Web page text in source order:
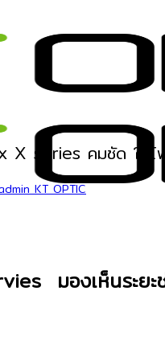
X series คมชัด ในโ
KT OPTIC
มองเห็นระย